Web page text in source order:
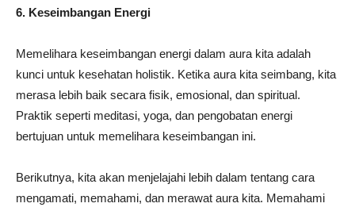
6. Keseimbangan Energi
Memelihara keseimbangan energi dalam aura kita adalah
kunci untuk kesehatan holistik. Ketika aura kita seimbang, kita
merasa lebih baik secara fisik, emosional, dan spiritual.
Praktik seperti meditasi, yoga, dan pengobatan energi
bertujuan untuk memelihara keseimbangan ini.
Berikutnya, kita akan menjelajahi lebih dalam tentang cara
mengamati, memahami, dan merawat aura kita. Memahami